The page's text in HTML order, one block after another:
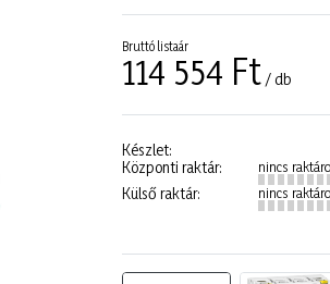
Bruttó listaár
114 554 Ft / db
Készlet:
Központi raktár:
nincs
Külső raktár: nincs